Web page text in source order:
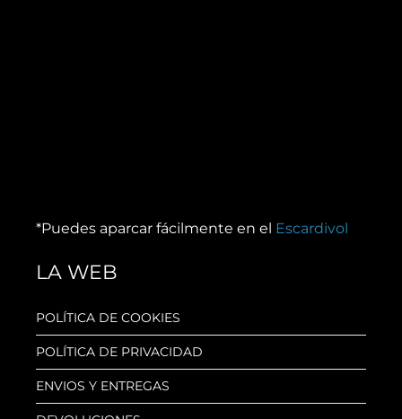
*Puedes aparcar fácilmente en el Escardivol
LA WEB
POLÍTICA DE COOKIES
POLÍTICA DE PRIVACIDAD
ENVIOS Y ENTREGAS